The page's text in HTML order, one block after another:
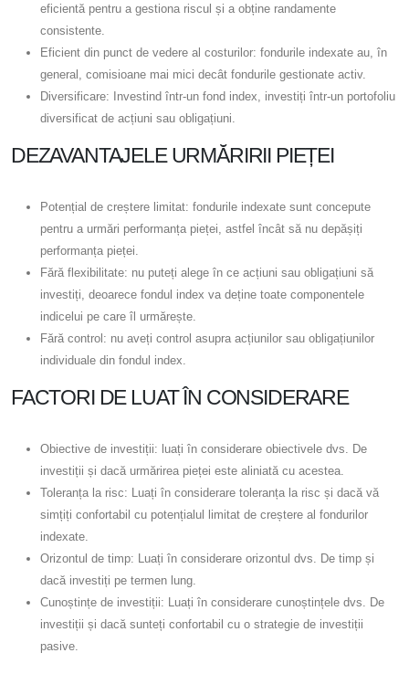
eficientă pentru a gestiona riscul și a obține randamente
consistente.
Eficient din punct de vedere al costurilor: fondurile indexate au, în
general, comisioane mai mici decât fondurile gestionate activ.
Diversificare: Investind într-un fond index, investiți într-un portofoliu
diversificat de acțiuni sau obligațiuni.
DEZAVANTAJELE URMĂRIRII PIEȚEI
Potențial de creștere limitat: fondurile indexate sunt concepute
pentru a urmări performanța pieței, astfel încât să nu depășiți
performanța pieței.
Fără flexibilitate: nu puteți alege în ce acțiuni sau obligațiuni să
investiți, deoarece fondul index va deține toate componentele
indicelui pe care îl urmărește.
Fără control: nu aveți control asupra acțiunilor sau obligațiunilor
individuale din fondul index.
FACTORI DE LUAT ÎN CONSIDERARE
Obiective de investiții: luați în considerare obiectivele dvs. De
investiții și dacă urmărirea pieței este aliniată cu acestea.
Toleranța la risc: Luați în considerare toleranța la risc și dacă vă
simțiți confortabil cu potențialul limitat de creștere al fondurilor
indexate.
Orizontul de timp: Luați în considerare orizontul dvs. De timp și
dacă investiți pe termen lung.
Cunoștințe de investiții: Luați în considerare cunoștințele dvs. De
investiții și dacă sunteți confortabil cu o strategie de investiții
pasive.